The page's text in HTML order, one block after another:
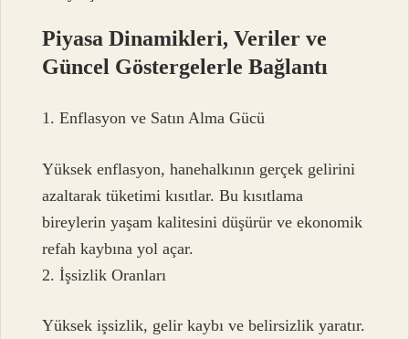
Piyasa Dinamikleri, Veriler ve
Güncel Göstergelerle Bağlantı
1. Enflasyon ve Satın Alma Gücü
Yüksek enflasyon, hanehalkının gerçek gelirini
azaltarak tüketimi kısıtlar. Bu kısıtlama
bireylerin yaşam kalitesini düşürür ve ekonomik
refah kaybına yol açar.
2. İşsizlik Oranları
Yüksek işsizlik, gelir kaybı ve belirsizlik yaratır.